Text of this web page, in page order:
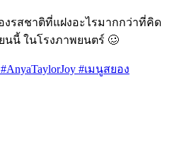
รสชาติที่แฝงอะไรมากกว่าที่คิด
นี้ ในโรงภาพยนตร์ 🥴
#เมนูสยอง